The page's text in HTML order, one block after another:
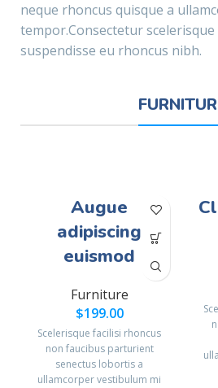
neque rhoncus quisque a
tempor.Consectetur
suspendisse eu rhoncus nibh.
Augue
adipiscing
euismod
Furniture
$199.00
Scelerisque facilisi rhoncus
non faucibus parturient
senectus lobortis a
ullamcorper vestibulum mi